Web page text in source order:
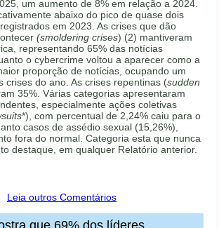
um aumento de 8% em relação a 2024.
abaixo do pico de quase dois
em 2023. As crises que dão
(smoldering crises) (2) mantiveram
representando 65% das notícias
o cybercrime voltou a aparecer como a
proporção de notícias, ocupando um
crises do ano. As crises repentinas (sudden
35%. Várias categorias apresentaram
especialmente ações coletivas
*), com percentual de 2,24% caiu para o
casos de assédio sexual (15,26%),
fora do normal. Categoria esta que nunca
destaque, em qualquer Relatório anterior.
Leia outros Comentários